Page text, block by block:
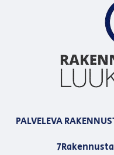
PALVELEVA